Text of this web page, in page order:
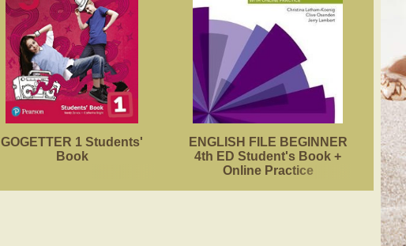
GOGETTER 1 Students'
Book
ENGLISH FILE BEGINNER
4th ED Student's Book +
Online Practice